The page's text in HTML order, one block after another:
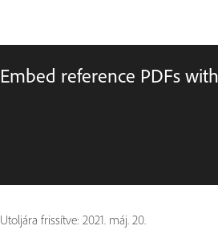
Embed reference PDFs
Utoljára frissítve: 2021. máj. 20.